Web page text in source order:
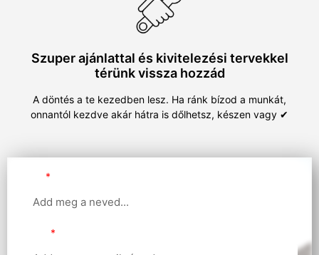
Szuper ajánlattal és kivitelezési tervekkel
térünk vissza hozzád
A döntés a te kezedben lesz. Ha ránk bízod a munkát,
onnantól kezdve akár hátra is dőlhetsz, készen vagy ✔